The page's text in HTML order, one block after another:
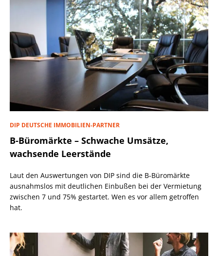
DIP DEUTSCHE IMMOBILIEN-PARTNER
B-Büromärkte – Schwache Umsätze,
wachsende Leerstände
Laut den Auswertungen von DIP sind die B-Büromärkte
ausnahmslos mit deutlichen Einbußen bei der Vermietung
zwischen 7 und 75% gestartet. Wen es vor allem getroffen
hat.